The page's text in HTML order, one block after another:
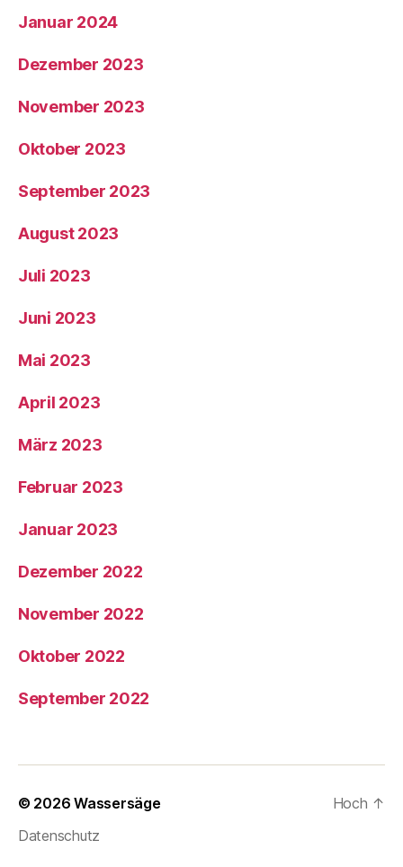
Januar 2024
Dezember 2023
November 2023
Oktober 2023
September 2023
August 2023
Juli 2023
Juni 2023
Mai 2023
April 2023
März 2023
Februar 2023
Januar 2023
Dezember 2022
November 2022
Oktober 2022
September 2022
© 2026Wassersäge
Datenschutz
Hoch ↑